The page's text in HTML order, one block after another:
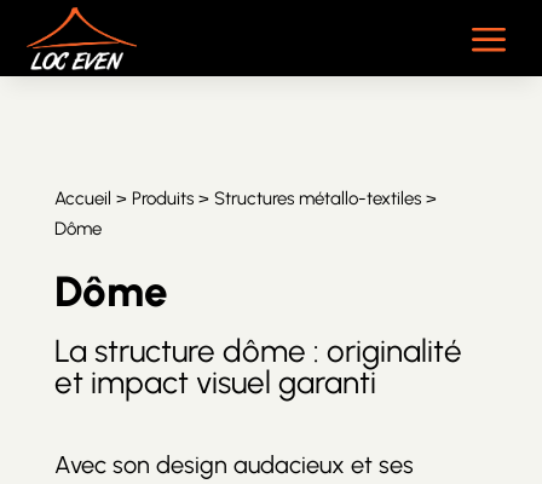
a
Accueil > Produits> Structures métallo-textiles>
Dôme
Dôme
La structure dôme : originalité
et impact visuel garanti
Avec son design audacieux et ses